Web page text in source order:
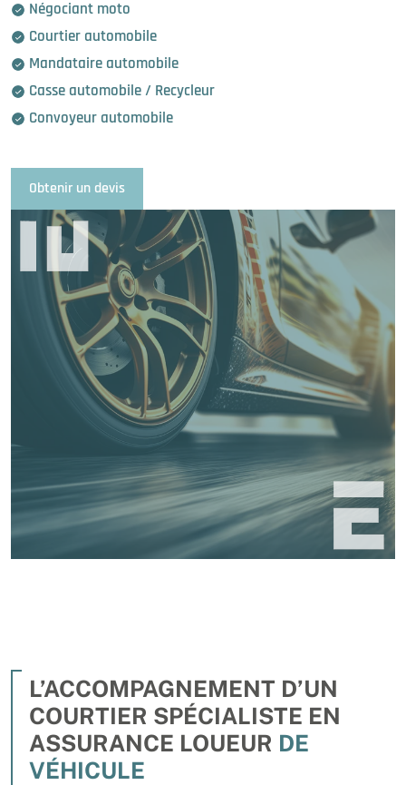
Négociant moto
Courtier automobile
Mandataire automobile
Casse automobile / Recycleur
Convoyeur automobile
Obtenir un devis
L’ACCOMPAGNEMENT D’UN
COURTIER SPÉCIALISTE EN
ASSURANCE LOUEUR DE
VÉHICULE